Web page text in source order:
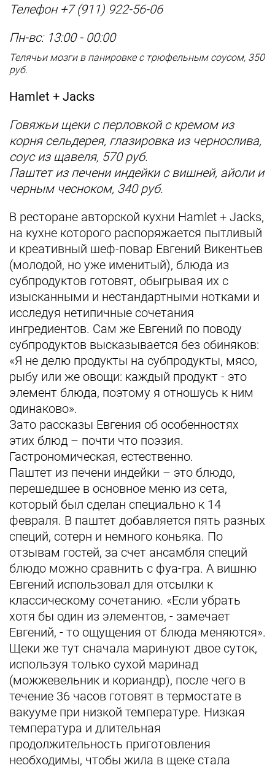
Телефон +7 (911) 922-56-06
Пн-вс: 13:00 - 00:00
Телячьи мозги в панировке с трюфельным соусом, 350
руб.
Hamlet + Jacks
Говяжьи щеки с перловкой с кремом из
корня сельдерея, глазировка из чернослива,
соус из щавеля, 570 руб.
Паштет из печени индейки с вишней, айоли и
черным чесноком, 340 руб.
В ресторане авторской кухни Hamlet + Jacks,
на кухне которого распоряжается пытливый
и креативный шеф-повар Евгений Викентьев
(молодой, но уже именитый), блюда из
субпродуктов готовят, обыгрывая их с
изысканными и нестандартными нотками и
исследуя нетипичные сочетания
ингредиентов. Сам же Евгений по поводу
субпродуктов высказывается без обиняков:
«Я не делю продукты на субпродукты, мясо,
рыбу или же овощи: каждый продукт - это
элемент блюда, поэтому я отношусь к ним
одинаково».
Зато рассказы Евгения об особенностях
этих блюд – почти что поэзия.
Гастрономическая, естественно.
Паштет из печени индейки – это блюдо,
перешедшее в основное меню из сета,
который был сделан специально к 14
февраля. В паштет добавляется пять разных
специй, сотерн и немного коньяка. По
отзывам гостей, за счет ансамбля специй
блюдо можно сравнить с фуа-гра. А вишню
Евгений использовал для отсылки к
классическому сочетанию. «Если убрать
хотя бы один из элементов, - замечает
Евгений, - то ощущения от блюда меняются».
Щеки же тут сначала маринуют двое суток,
используя только сухой маринад
(можжевельник и кориандр), после чего в
течение 36 часов готовят в термостате в
вакууме при низкой температуре. Низкая
температура и длительная
продолжительность приготовления
необходимы, чтобы жила в щеке стала